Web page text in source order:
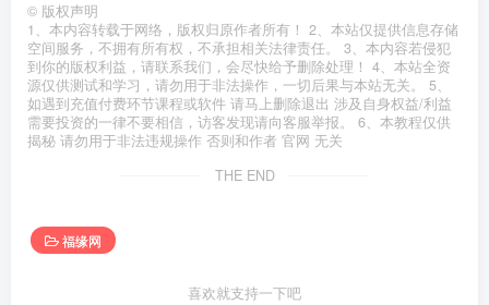
© 版权声明
1、本内容转载于网络，版权归原作者所有！ 2、本站仅提供信息存储
空间服务，不拥有所有权，不承担相关法律责任。 3、本内容若侵犯
到你的版权利益，请联系我们，会尽快给予删除处理！ 4、本站全资
源仅供测试和学习，请勿用于非法操作，一切后果与本站无关。 5、
如遇到充值付费环节课程或软件 请马上删除退出 涉及自身权益/利益
需要投资的一律不要相信，访客发现请向客服举报。 6、本教程仅供
揭秘 请勿用于非法违规操作 否则和作者 官网 无关
THE END
福缘网
喜欢就支持一下吧